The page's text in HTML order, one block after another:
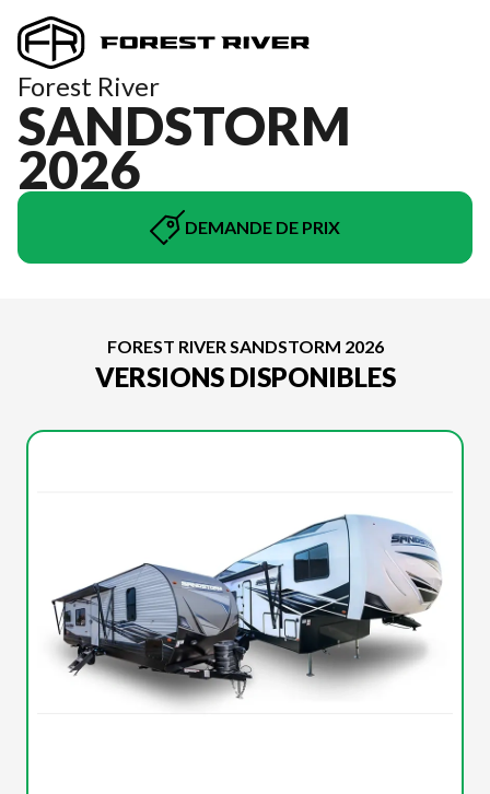
Forest River
SANDSTORM
2026
DEMANDE DE PRIX
FOREST RIVER SANDSTORM 2026
VERSIONS DISPONIBLES